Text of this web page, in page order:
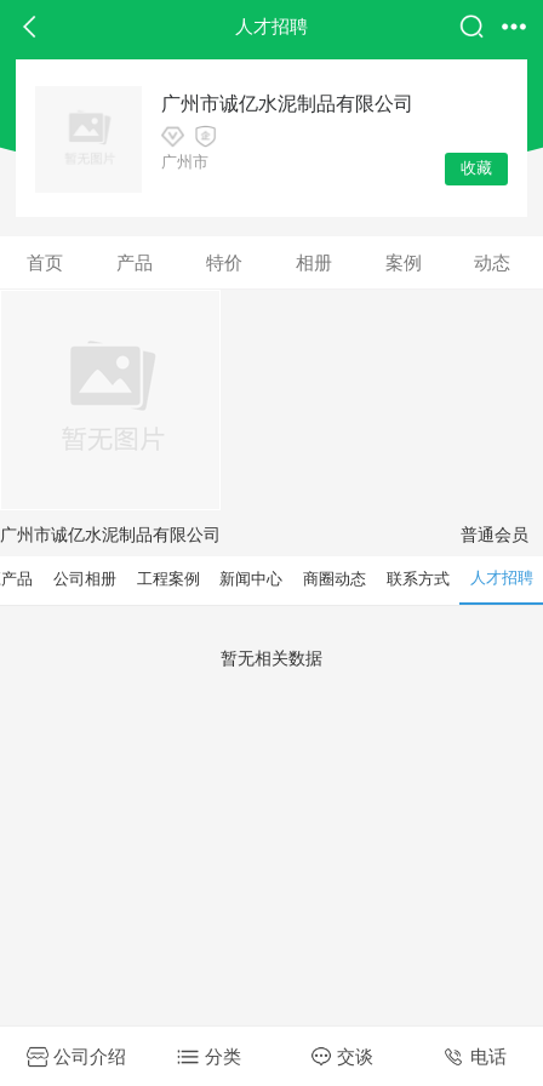
人才招聘
广州市诚亿水泥制品有限公司
广州市 收藏
首页 产品 特价 相册 案例 动态
人才招聘
广州市诚亿水泥制品有限公司 普通会员
品 公司相册 工程案例 新闻中心 商圈动态 联系方式 人才招聘
暂无相关数据
公司介绍 分类 交谈 电话